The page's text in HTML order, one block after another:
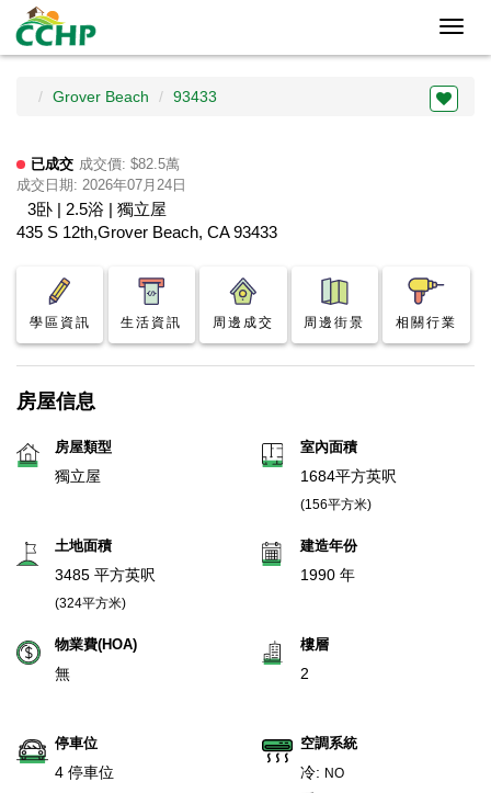
Grover Beach 93433
已成交 成交價: $82.5萬
成交日期: 2026年07月24日
3卧 | 2.5浴 | 獨立屋
435 S 12th,Grover Beach, CA 93433
學區資訊 生活資訊 周邊成交 周邊街景 相關行業
房屋信息
房屋類型
獨立屋
室內面積
1684平方英呎
(156平方米)
土地面積
3485 平方英呎
(324平方米)
建造年份
1990 年
物業費(HOA)
無
樓層
2
停車位
4 停車位
空調系統
冷: NO